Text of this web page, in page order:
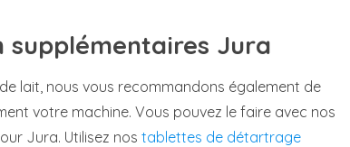
supplémentaires Jura
lait, nous vous recommandons également de
votre machine. Vous pouvez le faire avec nos
Jura. Utilisez nos tablettes de détartrage